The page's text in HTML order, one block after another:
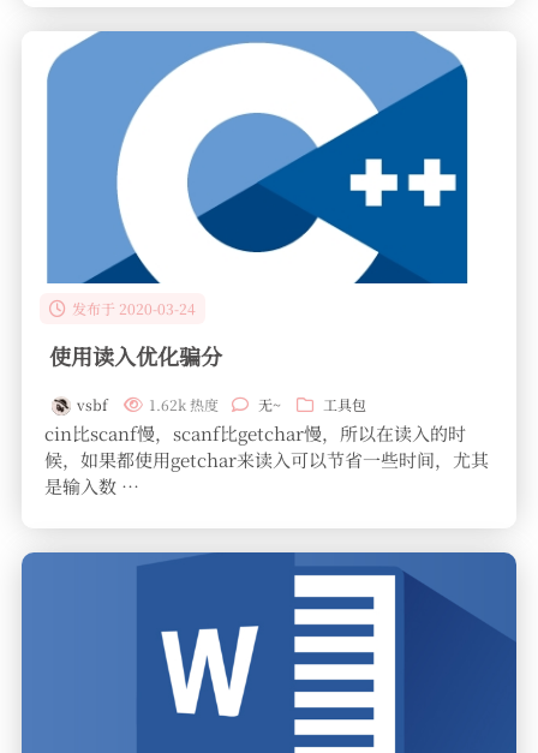
发布于 2020-03-24
使用读入优化骗分
vsbf 1.62k 热度 无~ 工具包
cin比scanf慢，scanf比getchar慢，所以在读入的时
候，如果都使用getchar来读入可以节省一些时间，尤其
是输入数 …